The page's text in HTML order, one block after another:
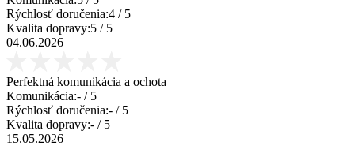
Rýchlosť doručenia:4 / 5
Kvalita dopravy:5 / 5
04.06.2026
Perfektná komunikácia a ochota
Komunikácia:- / 5
Rýchlosť doručenia:- / 5
Kvalita dopravy:- / 5
15.05.2026